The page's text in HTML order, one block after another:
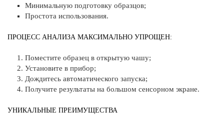
Минимальную подготовку образцов;
Простота использования.
ПРОЦЕСС АНАЛИЗА МАКСИМАЛЬНО УПРОЩЕН:
Поместите образец в открытую чашу;
Установите в прибор;
Дождитесь автоматического запуска;
Получите результаты на большом сенсорном экране.
УНИКАЛЬНЫЕ ПРЕИМУЩЕСТВА